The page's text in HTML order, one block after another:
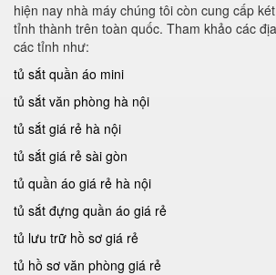
hiện nay nhà máy chúng tôi còn cung cấp
tỉnh thành trên toàn quốc. Tham khảo các
các tỉnh như:
tủ sắt quần áo mini
tủ sắt văn phòng hà nội
tủ sắt giá rẻ hà nội
tủ sắt giá rẻ sài gòn
tủ quần áo giá rẻ hà nội
tủ sắt đựng quần áo giá rẻ
tủ lưu trữ hồ sơ giá rẻ
tủ hồ sơ văn phòng giá rẻ